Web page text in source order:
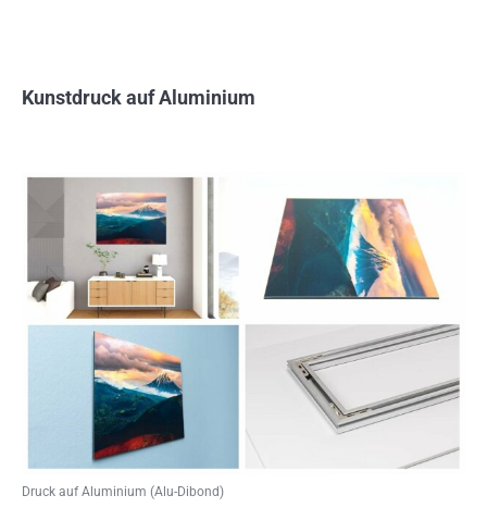
Kunstdruck auf Aluminium
Druck auf Aluminium (Alu-Dibond)